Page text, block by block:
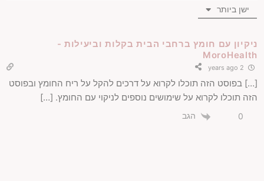
ישן ביותר
ניקיון עם חומץ ברחבי הבית בקלות וביעילות -
MoroHealth
[…] בפוסט הזה תוכלו לקרוא על דרכים להקל על ריח החומץ ובפוסט
הזה תוכלו לקרוא על שימושים נוספים לניקוי עם החומץ. […]
0 הגב